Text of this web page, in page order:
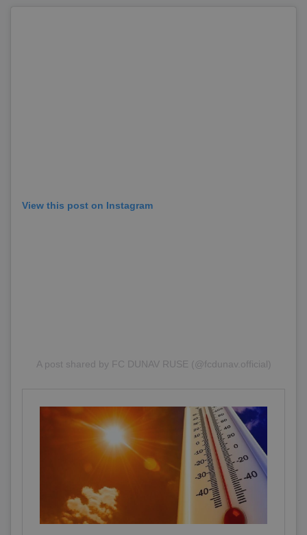
View this post on Instagram
A post shared by FC DUNAV RUSE (@fcdunav.official)